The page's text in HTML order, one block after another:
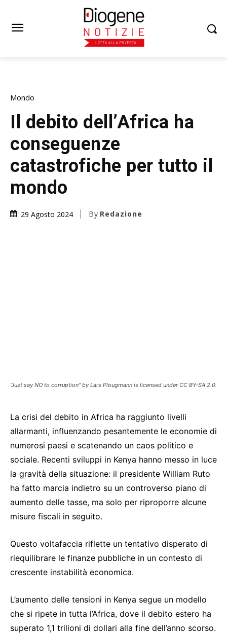
Mondo
Il debito dell’Africa ha
conseguenze
catastrofiche per tutto il
mondo
29 Agosto 2024 By Redazione
"Just say NO to corruption" by Lars Plougmann is licensed under CC BY-SA 2.0.
La crisi del debito in Africa ha raggiunto livelli
allarmanti, influenzando pesantemente le economie di
numerosi paesi e scatenando un caos politico e
sociale. Recenti sviluppi in Kenya hanno messo in luce
la gravità della situazione: il presidente William Ruto
ha fatto marcia indietro su un controverso piano di
aumento delle tasse, ma solo per riproporre alcune
misure fiscali in seguito.
Questo voltafaccia riflette un tentativo disperato di
riequilibrare le finanze pubbliche in un contesto di
crescente instabilità economica.
L’aumento delle tensioni in Kenya segue un modello
che si ripete in tutta l’Africa, dove il debito estero ha
superato 1,1 trilioni di dollari alla fine dell’anno scorso.